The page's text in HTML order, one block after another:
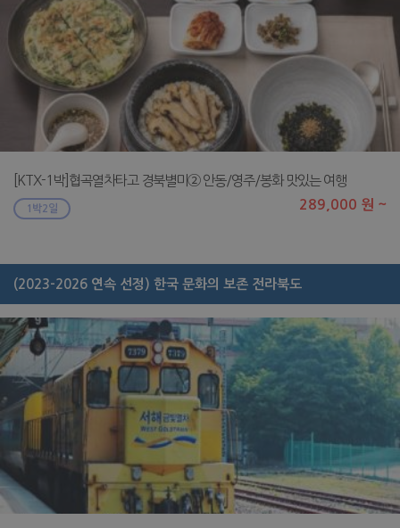
[KTX-1박]협곡열차타고 경북별미② 안동/영주/봉화 맛있는 여행
1박2일 289,000 원 ~
(2023-2026 연속 선정) 한국 문화의 보존 전라북도